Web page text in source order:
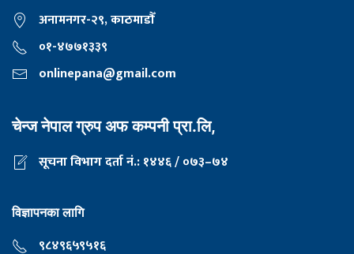
अनामनगर-२९, काठमाडाैँ
०१-४७७१३३९
onlinepana@gmail.com
चेन्ज नेपाल ग्रुप अफ कम्पनी प्रा.लि,
सूचना विभाग दर्ता नं.: १४४६ / ०७३–७४
विज्ञापनका लागि
९८४९६५९५१६